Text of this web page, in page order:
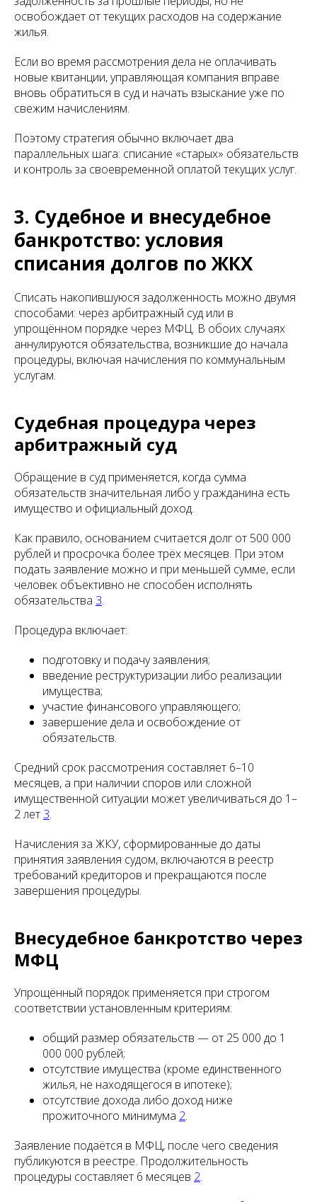
освобождает от текущих расходов на содержание
жилья.
Если во время рассмотрения дела не оплачивать
новые квитанции, управляющая компания вправе
вновь обратиться в суд и начать взыскание уже по
свежим начислениям.
Поэтому стратегия обычно включает два
параллельных шага: списание «старых» обязательств
и контроль за своевременной оплатой текущих услуг.
3. Судебное и внесудебное
банкротство: условия
списания долгов по ЖКХ
Списать накопившуюся задолженность можно двумя
способами: через арбитражный суд или в
упрощённом порядке через МФЦ. В обоих случаях
аннулируются обязательства, возникшие до начала
процедуры, включая начисления по коммунальным
услугам.
Судебная процедура через
арбитражный суд
Обращение в суд применяется, когда сумма
обязательств значительная либо у гражданина есть
имущество и официальный доход.
Как правило, основанием считается долг от 500 000
рублей и просрочка более трёх месяцев. При этом
подать заявление можно и при меньшей сумме, если
человек объективно не способен исполнять
обязательства 3.
Процедура включает:
подготовку и подачу заявления;
введение реструктуризации либо реализации
имущества;
участие финансового управляющего;
завершение дела и освобождение от
обязательств.
Средний срок рассмотрения составляет 6–10
месяцев, а при наличии споров или сложной
имущественной ситуации может увеличиваться до 1–
2 лет 3.
Начисления за ЖКУ, сформированные до даты
принятия заявления судом, включаются в реестр
требований кредиторов и прекращаются после
завершения процедуры.
Внесудебное банкротство через
МФЦ
Упрощённый порядок применяется при строгом
соответствии установленным критериям:
общий размер обязательств — от 25 000 до 1
000 000 рублей;
отсутствие имущества (кроме единственного
жилья, не находящегося в ипотеке);
отсутствие дохода либо доход ниже
прожиточного минимума 2.
Заявление подаётся в МФЦ, после чего сведения
публикуются в реестре. Продолжительность
процедуры составляет 6 месяцев 2.